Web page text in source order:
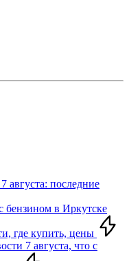
августа: последние
бензином в Иркутске
где купить, цены
7 августа, что с